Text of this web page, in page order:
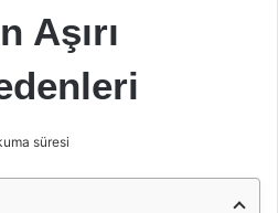
Aşırı
süresi